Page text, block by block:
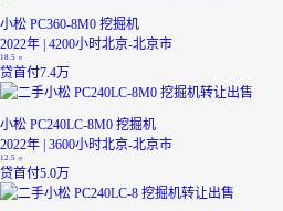
小松 PC360-8M0 挖掘机
2022年 | 4200小时北京-北京市
18.5 万
贷首付7.4万
小松 PC240LC-8M0 挖掘机
2022年 | 3600小时北京-北京市
12.5
贷首付5.0万